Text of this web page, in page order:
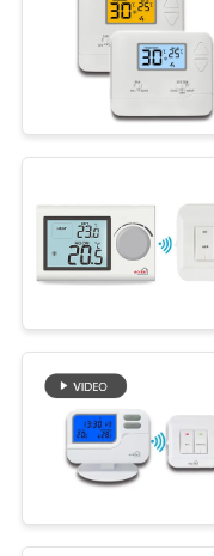
PERMINTAAN
PENAWARAN
SITEMAP
PRIVACY
POLICY